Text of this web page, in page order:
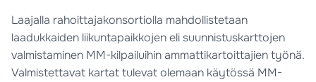
Laajalla rahoittajakonsortiolla mahdollistetaan
laadukkaiden liikuntapaikkojen eli suunnistuskarttojen
valmistaminen MM-kilpailuihin ammattikartoittajien työnä.
Valmistettavat kartat tulevat olemaan käytössä MM-